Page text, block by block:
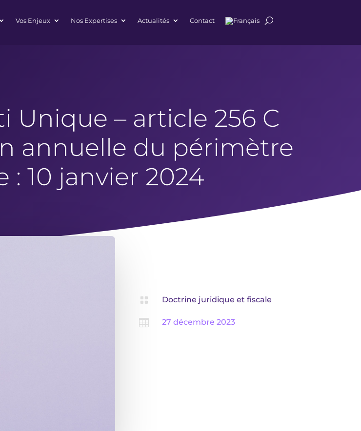
Vos Enjeux Nos Expertises Actualités Contact
Unique – article 256 C
annuelle du périmètre
: 10 janvier 2024
 Doctrine juridique et fiscale
 27 décembre 2023